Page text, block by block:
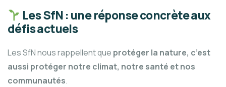
Les SfN : une réponse concrète aux
défis actuels
Les SfN nous rappellent que protéger la nature, c’est
aussi protéger notre climat, notre santé et nos
communautés.